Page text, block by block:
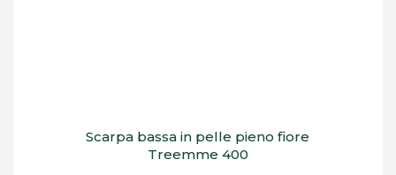
Scarpa bassa in pelle pieno fiore
Treemme 400